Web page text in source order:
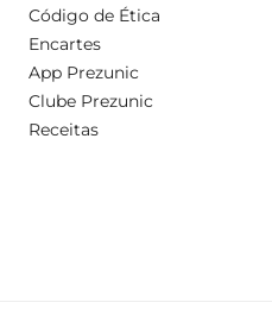
Código de Ética
Encartes
App Prezunic
Clube Prezunic
Receitas